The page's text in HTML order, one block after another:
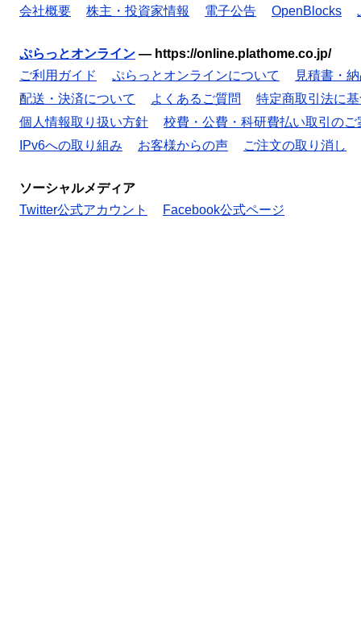
会社概要 株主・投資家情報 電子公告 OpenBlocks
ぷらっとオンライン — https://online.plathome.co.jp/
ご利用ガイド
ぷらっとオンラインについて
見積書・
配送・決済について
よくあるご質問
特定商取引法に
個人情報取り扱い方針
校費・公費・科研費払い取引のご
IPv6への取り組み
お客様からの声 ご注文の取り消し
ソーシャルメディア
Twitter公式アカウント
Facebook公式ページ